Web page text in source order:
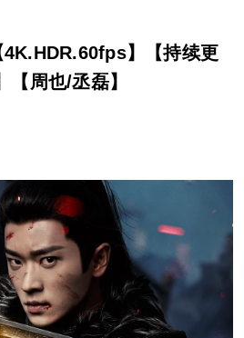
】【持续更
【周也/丞磊】